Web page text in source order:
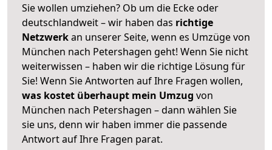
Sie wollen umziehen? Ob um die Ecke oder
deutschlandweit – wir haben das richtige
Netzwerkan unserer Seite, wenn es Umzüge von
München nach Petershagen geht! Wenn Sie nicht
weiterwissen – haben wir die richtige Lösung für
Sie! Wenn Sie Antworten auf Ihre Fragen wollen,
was kostet überhaupt mein Umzug von
München nach Petershagen – dann wählen Sie
sie uns, denn wir haben immer die passende
Antwort auf Ihre Fragen parat.